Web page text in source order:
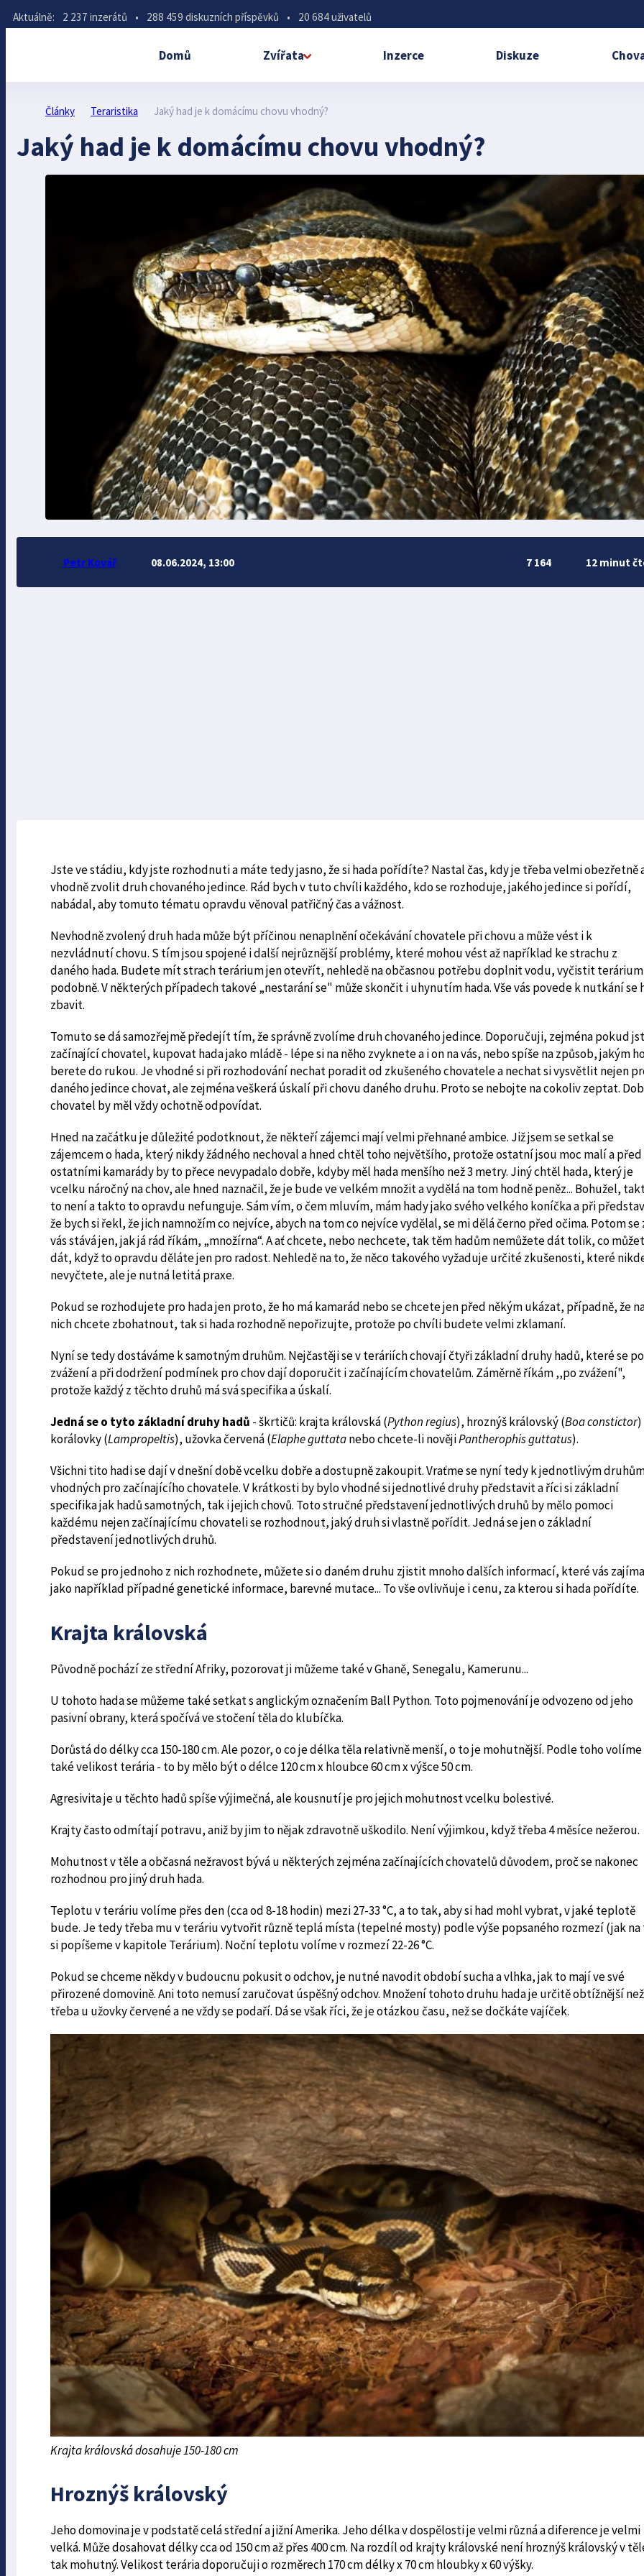
Aktuálně: 2 237 inzerátů • 288 459 diskuzních příspěvků • 20 684 uživatelů
Domů Zvířata Inzerce Diskuze
Články Teraristika Jaký had je k domácímu chovu vhodný?
Jaký had je k domácímu chovu vhodný?
Petr Kovář 08.06.2024, 13:00 7 164 12 minut
Jste ve stádiu, kdy jste rozhodnuti a máte tedy jasno, že si hada pořídíte? Nastal čas, kdy je třeba velmi obezřetně
vhodně zvolit druh chovaného jedince. Rád bych v tuto chvíli každého, kdo se rozhoduje, jakého jedince si pořídí,
nabádal, aby tomuto tématu opravdu věnoval patřičný čas a vážnost.
Nevhodně zvolený druh hada může být příčinou nenaplnění očekávání chovatele při chovu a může vést i k
nezvládnutí chovu. S tím jsou spojené i další nejrůznější problémy, které mohou vést až například ke strachu z
daného hada. Budete mít strach terárium jen otevřít, nehledě na občasnou potřebu doplnit vodu, vyčistit terárium
podobně. V některých případech takové „nestarání se" může skončit i uhynutím hada. Vše vás povede k nutkání se
zbavit.
Tomuto se dá samozřejmě předejít tím, že správně zvolíme druh chovaného jedince. Doporučuji, zejména pokud
začínající chovatel, kupovat hada jako mládě - lépe si na něho zvyknete a i on na vás, nebo spíše na způsob, jakým
berete do rukou. Je vhodné si při rozhodování nechat poradit od zkušeného chovatele a nechat si vysvětlit nejen
daného jedince chovat, ale zejména veškerá úskalí při chovu daného druhu. Proto se nebojte na cokoliv zeptat.
chovatel by měl vždy ochotně odpovídat.
Hned na začátku je důležité podotknout, že někteří zájemci mají velmi přehnané ambice. Již jsem se setkal se
zájemcem o hada, který nikdy žádného nechoval a hned chtěl toho největšího, protože ostatní jsou moc malí a před
ostatními kamarády by to přece nevypadalo dobře, kdyby měl hada menšího než 3 metry. Jiný chtěl hada, který je
vcelku náročný na chov, ale hned naznačil, že je bude ve velkém množit a vydělá na tom hodně peněz... Bohužel,
to není a takto to opravdu nefunguje. Sám vím, o čem mluvím, mám hady jako svého velkého koníčka a při
že bych si řekl, že jich namnožím co nejvíce, abych na tom co nejvíce vydělal, se mi dělá černo před očima. Potom se
vás stává jen, jak já rád říkám, „množírna“. A ať chcete, nebo nechcete, tak těm hadům nemůžete dát tolik, co
dát, když to opravdu děláte jen pro radost. Nehledě na to, že něco takového vyžaduje určité zkušenosti, které
nevyčtete, ale je nutná letitá praxe.
Pokud se rozhodujete pro hada jen proto, že ho má kamarád nebo se chcete jen před někým ukázat, případně, že
nich chcete zbohatnout, tak si hada rozhodně nepořizujte, protože po chvíli budete velmi zklamaní.
Nyní se tedy dostáváme k samotným druhům. Nejčastěji se v teráriích chovají čtyři základní druhy hadů, které se po
zvážení a při dodržení podmínek pro chov dají doporučit i začínajícím chovatelům. Záměrně říkám ,,po zvážení",
protože každý z těchto druhů má svá specifika a úskalí.
Jedná se o tyto základní druhy hadů - škrtičů: krajta královská (Python regius), hroznýš královský (Boa constictor)
korálovky (Lampropeltis), užovka červená (Elaphe guttatanebo chcete-li novějiPantherophis guttatus).
Všichni tito hadi se dají v dnešní době vcelku dobře a dostupně zakoupit. Vraťme se nyní tedy k jednotlivým
vhodných pro začínajícího chovatele. V krátkosti by bylo vhodné si jednotlivé druhy představit a říci si základní
specifika jak hadů samotných, tak i jejich chovů. Toto stručné představení jednotlivých druhů by mělo pomoci
každému nejen začínajícímu chovateli se rozhodnout, jaký druh si vlastně pořídit. Jedná se jen o základní
představení jednotlivých druhů.
Pokud se pro jednoho z nich rozhodnete, můžete si o daném druhu zjistit mnoho dalších informací, které vás
jako například případné genetické informace, barevné mutace... To vše ovlivňuje i cenu, za kterou si hada pořídíte.
Krajta královská
Původně pochází ze střední Afriky, pozorovat ji můžeme také v Ghaně, Senegalu, Kamerunu...
U tohoto hada se můžeme také setkat s anglickým označením Ball Python. Toto pojmenování je odvozeno od jeho
pasivní obrany, která spočívá ve stočení těla do klubíčka.
Dorůstá do délky cca 150-180 cm. Ale pozor, o co je délka těla relativně menší, o to je mohutnější. Podle toho volíme
také velikost terária - to by mělo být o délce 120 cm x hloubce 60 cm x výšce 50 cm.
Agresivita je u těchto hadů spíše výjimečná, ale kousnutí je pro jejich mohutnost vcelku bolestivé.
Krajty často odmítají potravu, aniž by jim to nějak zdravotně uškodilo. Není výjimkou, když třeba 4 měsíce nežerou.
Mohutnost v těle a občasná nežravost bývá u některých zejména začínajících chovatelů důvodem, proč se nakonec
rozhodnou pro jiný druh hada.
Teplotu v teráriu volíme přes den (cca od 8-18 hodin) mezi 27-33 °C, a to tak, aby si had mohl vybrat, v jaké teplotě
bude. Je tedy třeba mu v teráriu vytvořit různě teplá místa (tepelné mosty) podle výše popsaného rozmezí (jak na
si popíšeme v kapitole Terárium). Noční teplotu volíme v rozmezí 22-26 °C.
Pokud se chceme někdy v budoucnu pokusit o odchov, je nutné navodit období sucha a vlhka, jak to mají ve své
přirozené domovině. Ani toto nemusí zaručovat úspěšný odchov. Množení tohoto druhu hada je určitě obtížnější než
třeba u užovky červené a ne vždy se podaří. Dá se však říci, že je otázkou času, než se dočkáte vajíček.
Krajta královská dosahuje 150-180 cm
Hroznýš královský
Jeho domovina je v podstatě celá střední a jižní Amerika. Jeho délka v dospělosti je velmi různá a diference je velmi
velká. Může dosahovat délky cca od 150 cm až přes 400 cm. Na rozdíl od krajty královské není hroznýš královský v
tak mohutný. Velikost terária doporučuji o rozměrech 170 cm délky x 70 cm hloubky x 60 výšky.